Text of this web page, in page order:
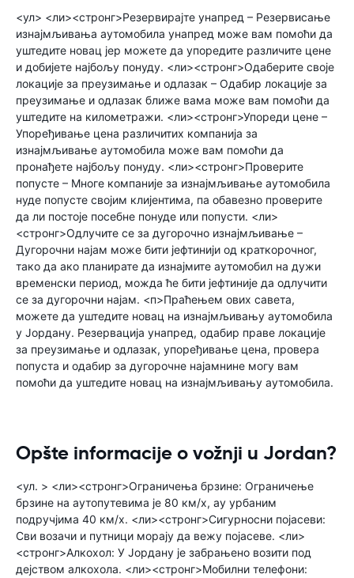
<ул> <ли><стронг>Резервирајте унапред – Резервисање
изнајмљивања аутомобила унапред може вам помоћи да
уштедите новац јер можете да упоредите различите цене
и добијете најбољу понуду. <ли><стронг>Одаберите своје
локације за преузимање и одлазак – Одабир локације за
преузимање и одлазак ближе вама може вам помоћи да
уштедите на километражи. <ли><стронг>Упореди цене –
Упоређивање цена различитих компанија за
изнајмљивање аутомобила може вам помоћи да
пронађете најбољу понуду. <ли><стронг>Проверите
попусте – Многе компаније за изнајмљивање аутомобила
нуде попусте својим клијентима, па обавезно проверите
да ли постоје посебне понуде или попусти. <ли>
<стронг>Одлучите се за дугорочно изнајмљивање –
Дугорочни најам може бити јефтинији од краткорочног,
тако да ако планирате да изнајмите аутомобил на дужи
временски период, можда ће бити јефтиније да одлучити
се за дугорочни најам. <п>Праћењем ових савета,
можете да уштедите новац на изнајмљивању аутомобила
у Јордану. Резервација унапред, одабир праве локације
за преузимање и одлазак, упоређивање цена, провера
попуста и одабир за дугорочне најамнине могу вам
помоћи да уштедите новац на изнајмљивању аутомобила.
Opšte informacije o vožnji u Jordan?
<ул. > <ли><стронг>Ограничења брзине: Ограничење
брзине на аутопутевима је 80 км/х, ау урбаним
подручјима 40 км/х. <ли><стронг>Сигурносни појасеви:
Сви возачи и путници морају да вежу појасеве. <ли>
<стронг>Алкохол: У Јордану је забрањено возити под
дејством алкохола. <ли><стронг>Мобилни телефони: